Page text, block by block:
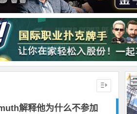
解释他为什么不参加